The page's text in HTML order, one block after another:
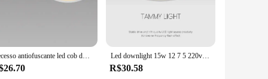
Recesso antiofuscante led cob downlight 12w 9w 220v luz do ponto da lâmpada do teto 5w 7w casa sala de estar quarto iluminação interior Led downlight 15w 12 7 5 220v 60 graus de ângulo anti-reflexo interior sala estar nordic teto recesso luzes do ponto
R$30.58